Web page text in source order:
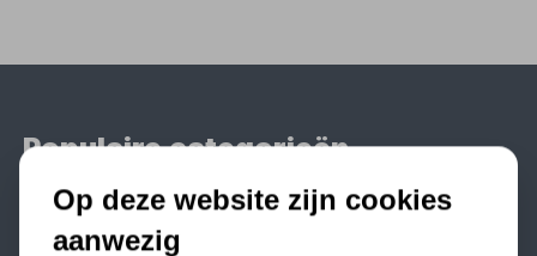
Populaire categorieën
Werkplaatsinrichting
Op deze website zijn cookies
aanwezig